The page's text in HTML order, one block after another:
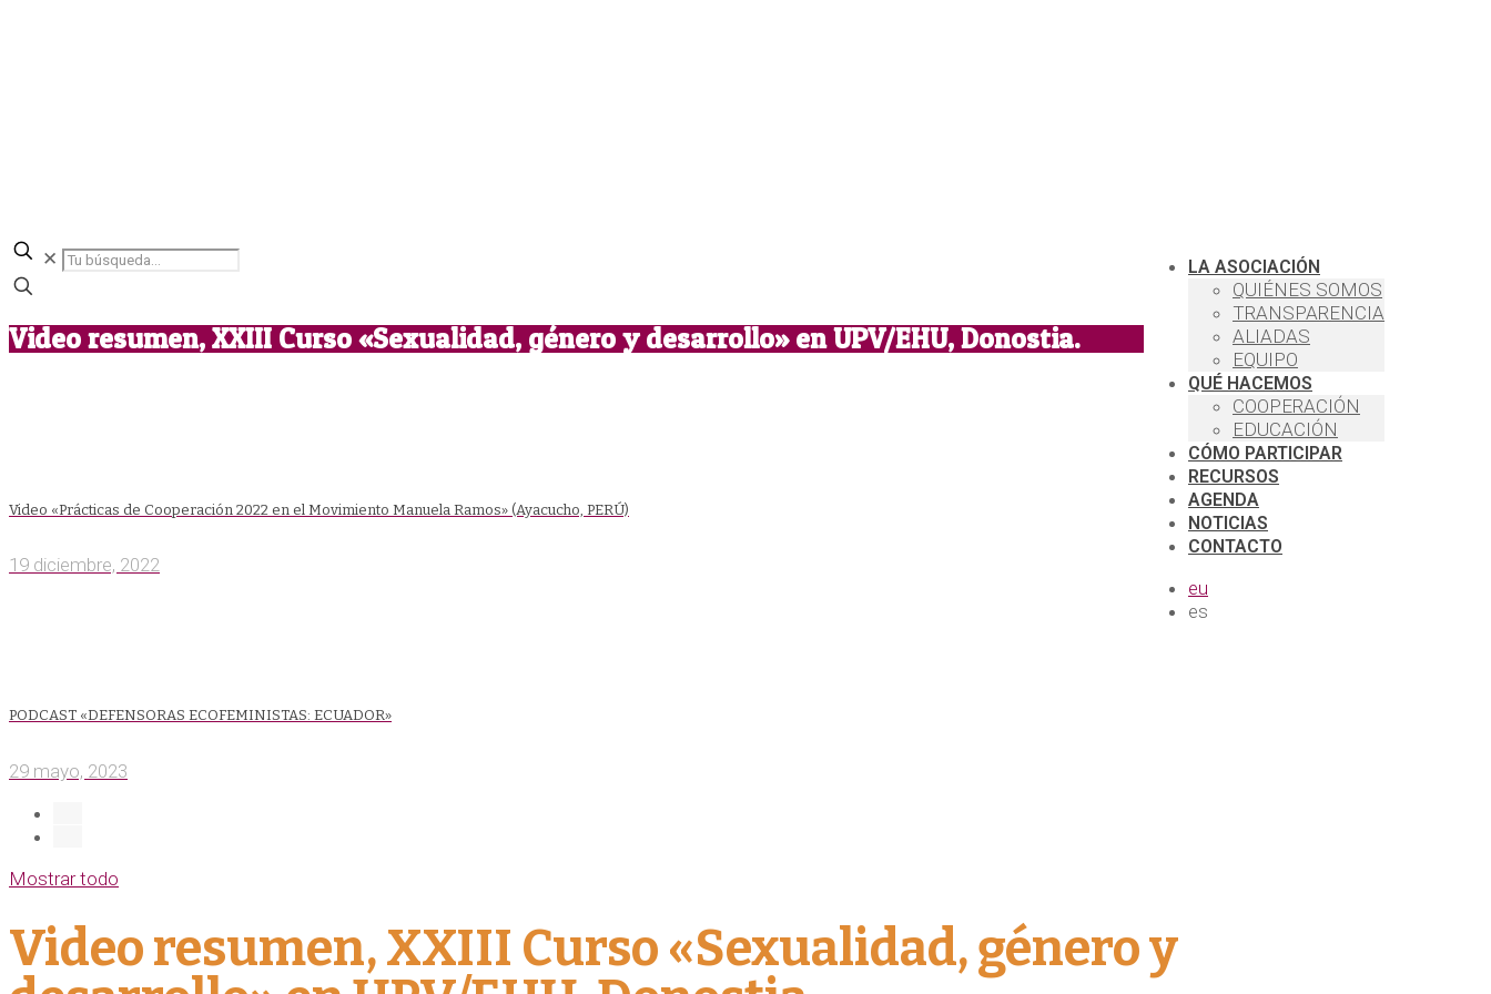
LA ASOCIACIÓN
QUIÉNES SOMOS
TRANSPARENCIA
ALIADAS
EQUIPO
QUÉ HACEMOS
COOPERACIÓN
EDUCACIÓN
CÓMO PARTICIPAR
RECURSOS
AGENDA
NOTICIAS
CONTACTO
eu
es
✕
Video resumen, XXIII Curso «Sexualidad, género y desarrollo» en UPV/EHU, Donostia.
Video «Prácticas de Cooperación 2022 en el Movimiento Manuela Ramos» (Ayacucho, PERÚ)
19 diciembre, 2022
PODCAST «DEFENSORAS ECOFEMINISTAS: ECUADOR»
29 mayo, 2023
Mostrar todo
Video resumen, XXIII Curso «Sexualidad, género y